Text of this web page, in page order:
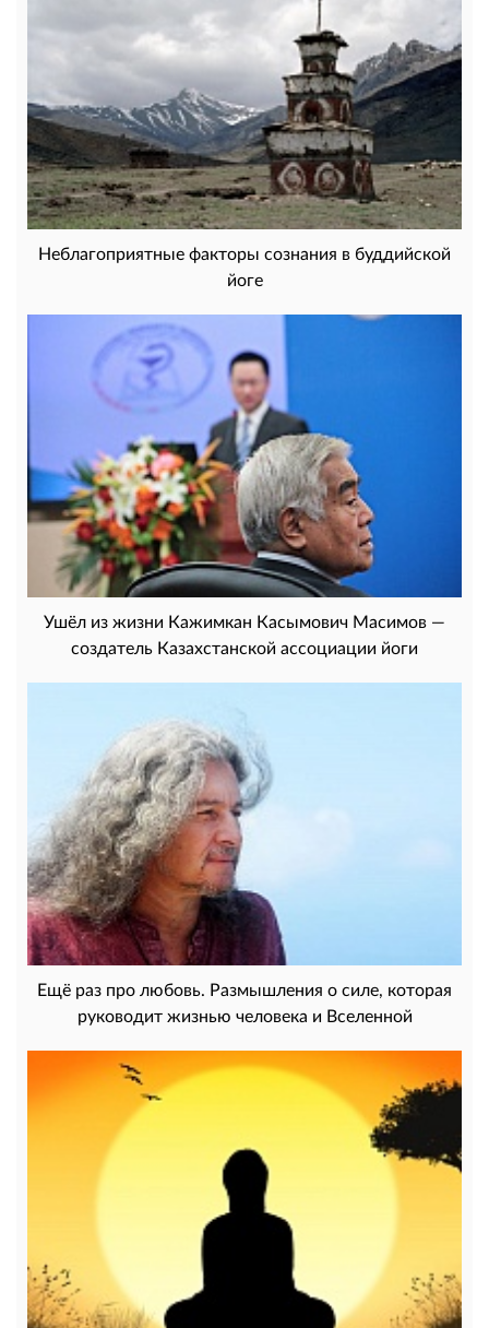
Неблагоприятные факторы сознания в буддийской
йоге
Ушёл из жизни Кажимкан Касымович Масимов —
создатель Казахстанской ассоциации йоги
Ещё раз про любовь. Размышления о силе, которая
руководит жизнью человека и Вселенной